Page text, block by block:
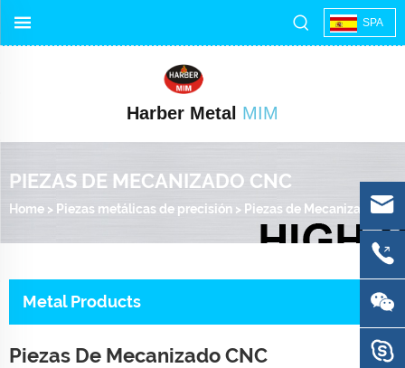
SPA
Harber Metal MIM
PIEZAS DE MECANIZADO CNC
Home > Piezas metálicas de precisión > Piezas de Mecanizado CNC
Metal Products
Piezas De Mecanizado CNC